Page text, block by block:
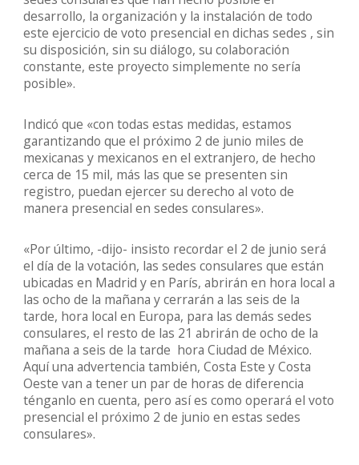
desarrollo, la organización y la instalación de todo
este ejercicio de voto presencial en dichas sedes , sin
su disposición, sin su diálogo, su colaboración
constante, este proyecto simplemente no sería
posible».
Indicó que «con todas estas medidas, estamos
garantizando que el próximo 2 de junio miles de
mexicanas y mexicanos en el extranjero, de hecho
cerca de 15 mil, más las que se presenten sin
registro, puedan ejercer su derecho al voto de
manera presencial en sedes consulares».
«Por último, -dijo- insisto recordar el 2 de junio será
el día de la votación, las sedes consulares que están
ubicadas en Madrid y en París, abrirán en hora local a
las ocho de la mañana y cerrarán a las seis de la
tarde, hora local en Europa, para las demás sedes
consulares, el resto de las 21 abrirán de ocho de la
mañana a seis de la tarde hora Ciudad de México.
Aquí una advertencia también, Costa Este y Costa
Oeste van a tener un par de horas de diferencia
ténganlo en cuenta, pero así es como operará el voto
presencial el próximo 2 de junio en estas sedes
consulares».